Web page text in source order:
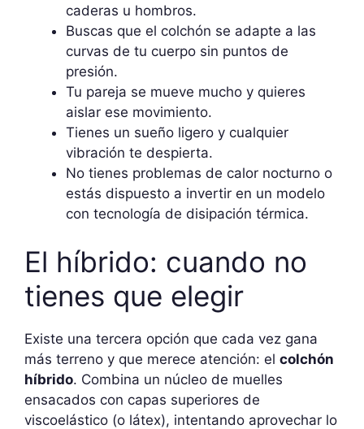
caderas u hombros.
Buscas que el colchón se adapte a las
curvas de tu cuerpo sin puntos de
presión.
Tu pareja se mueve mucho y quieres
aislar ese movimiento.
Tienes un sueño ligero y cualquier
vibración te despierta.
No tienes problemas de calor nocturno o
estás dispuesto a invertir en un modelo
con tecnología de disipación térmica.
El híbrido: cuando no
tienes que elegir
Existe una tercera opción que cada vez gana
más terreno y que merece atención: el colchón
híbrido. Combina un núcleo de muelles
ensacados con capas superiores de
viscoelástico (o látex), intentando aprovechar lo